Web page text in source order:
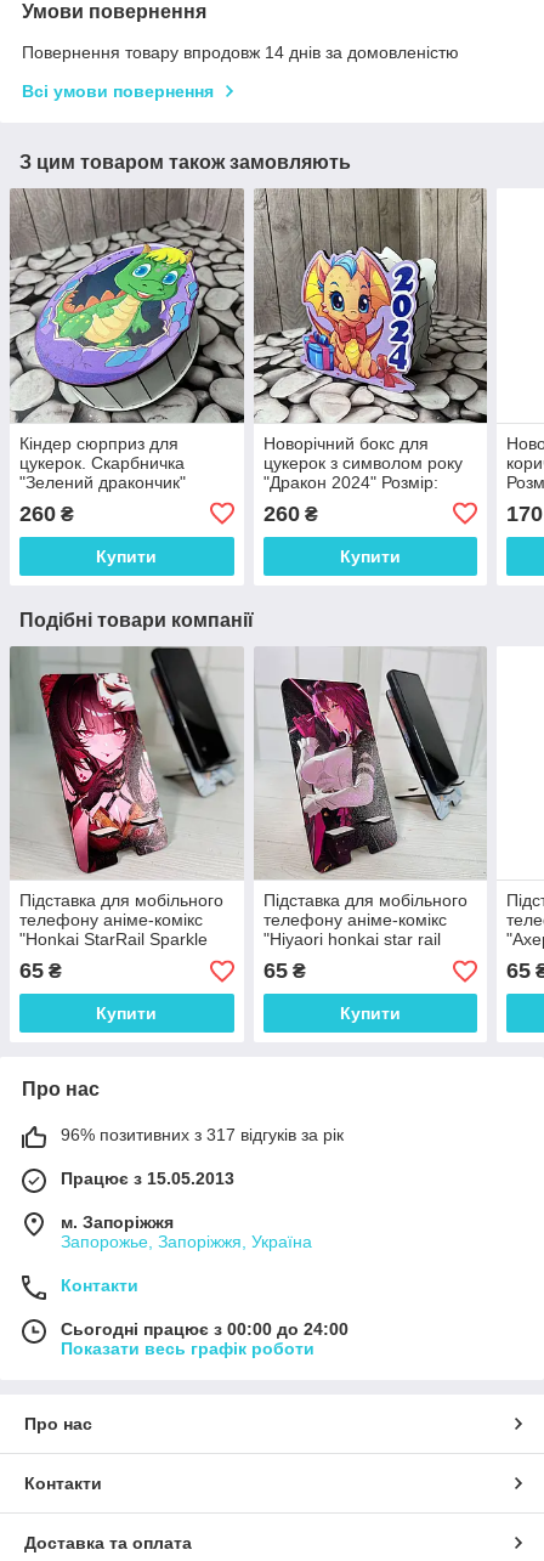
Умови повернення
Повернення товару впродовж 14 днів за домовленістю
Всі умови повернення
З цим товаром також замовляють
Кіндер сюрприз для
цукерок. Скарбничка
"Зелений дракончик"
260 ₴
Купити
Новорічний бокс для
цукерок з символом року
"Дракон 2024" Розмір:
260₴
Купити
170
Подібні товари компанії
Підставка для мобільного
телефону аніме-комікс
"Honkai StarRail Sparkle
Іскорка" 18х9 см
65 ₴
Купити
Підставка для мобільного
телефону аніме-комікс
"Hiyaori honkai star rail
Кафка" 18х9 см
65₴
Купити
65
Про нас
96% позитивних з 317 відгуків за рік
Працює з 15.05.2013
м. Запоріжжя
Запорожье, Запоріжжя, Україна
Контакти
Сьогодні працює з 00:00 до 24:00
Показати весь графік роботи
Про нас
Контакти
Доставка та оплата